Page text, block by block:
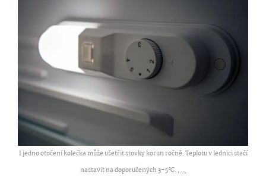
I jedno otočení kolečka může ušetřit stovky korun ročně. Teplotu v lednici stačí
nastavit na doporučených 3–5 °C. ,...